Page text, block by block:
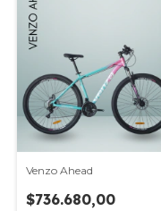
Venzo Ahead
$736.680,00